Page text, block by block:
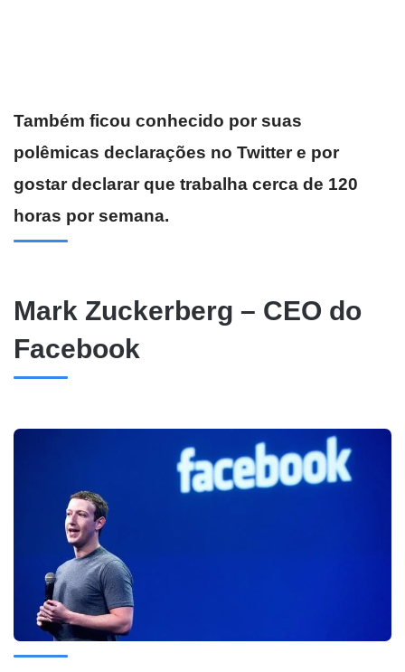
Também ficou conhecido por suas
polêmicas declarações no Twitter e por
gostar declarar que trabalha cerca de 120
horas por semana.
Mark Zuckerberg – CEO do
Facebook